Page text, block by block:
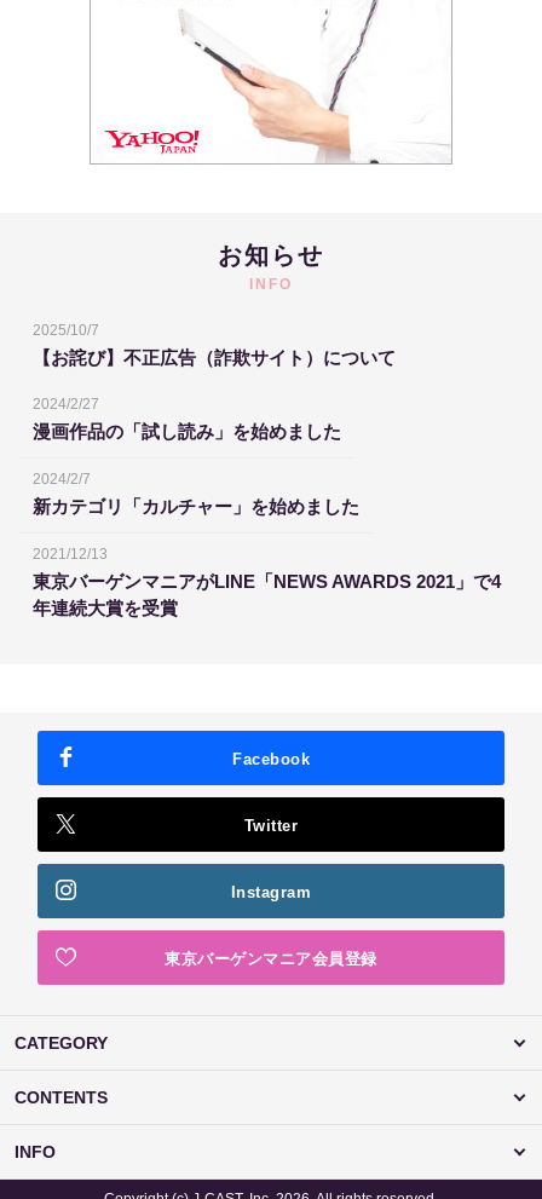
お知らせ
INFO
2025/10/7
【お詫び】不正広告（詐欺サイト）について
2024/2/27
漫画作品の「試し読み」を始めました
2024/2/7
新カテゴリ「カルチャー」を始めました
2021/12/13
東京バーゲンマニアがLINE「NEWS AWARDS 2021」で4
年連続大賞を受賞
Facebook
Twitter
Instagram
東京バーゲンマニア会員登録
CATEGORY
CONTENTS
INFO